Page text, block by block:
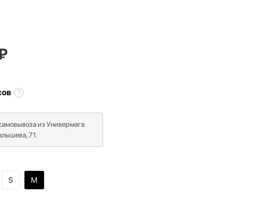
из Универмага
71.
S M